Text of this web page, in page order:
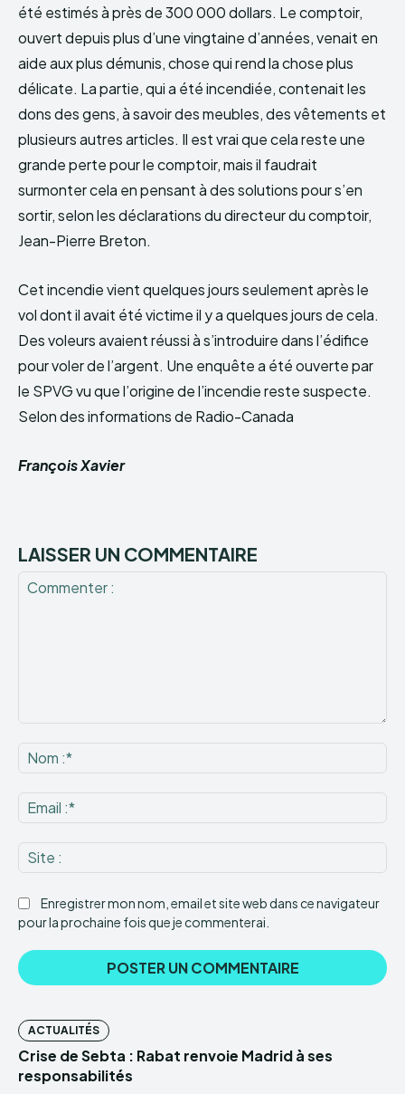
été estimés à près de 300 000 dollars. Le comptoir,
ouvert depuis plus d’une vingtaine d’années, venait en
aide aux plus démunis, chose qui rend la chose plus
délicate. La partie, qui a été incendiée, contenait les
dons des gens, à savoir des meubles, des vêtements et
plusieurs autres articles. Il est vrai que cela reste une
grande perte pour le comptoir, mais il faudrait
surmonter cela en pensant à des solutions pour s’en
sortir, selon les déclarations du directeur du comptoir,
Jean-Pierre Breton.
Cet incendie vient quelques jours seulement après le
vol dont il avait été victime il y a quelques jours de cela.
Des voleurs avaient réussi à s’introduire dans l’édifice
pour voler de l’argent. Une enquête a été ouverte par
le SPVG vu que l’origine de l’incendie reste suspecte.
Selon des informations de Radio-Canada
François Xavier
LAISSER UN COMMENTAIRE
:*
:*
:
Enregistrer mon nom, email et site web dans ce navigateur
pour la prochaine fois que je commenterai.
ACTUALITÉS
Crise de Sebta : Rabat renvoie Madrid à ses
responsabilités